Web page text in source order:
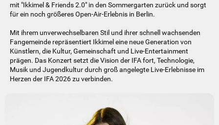
mit "Ikkimel & Friends 2.0" in den Sommergarten zurück und sorgt
für ein noch größeres Open-Air-Erlebnis in Berlin.
Mit ihrem unverwechselbaren Stil und ihrer schnell wachsenden
Fangemeinde repräsentiert Ikkimel eine neue Generation von
Künstlern, die Kultur, Gemeinschaft und Live-Entertainment
prägen. Das Konzert setzt die Vision der IFA fort, Technologie,
Musik und Jugendkultur durch groß angelegte Live-Erlebnisse im
Herzen der IFA 2026 zu verbinden.